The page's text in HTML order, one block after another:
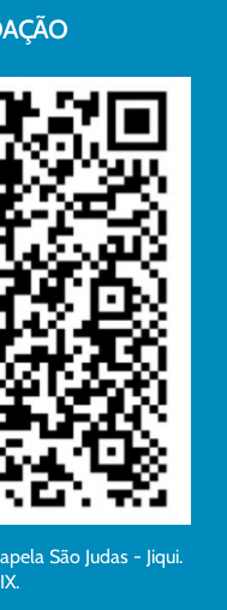
São Judas - Jiqui.